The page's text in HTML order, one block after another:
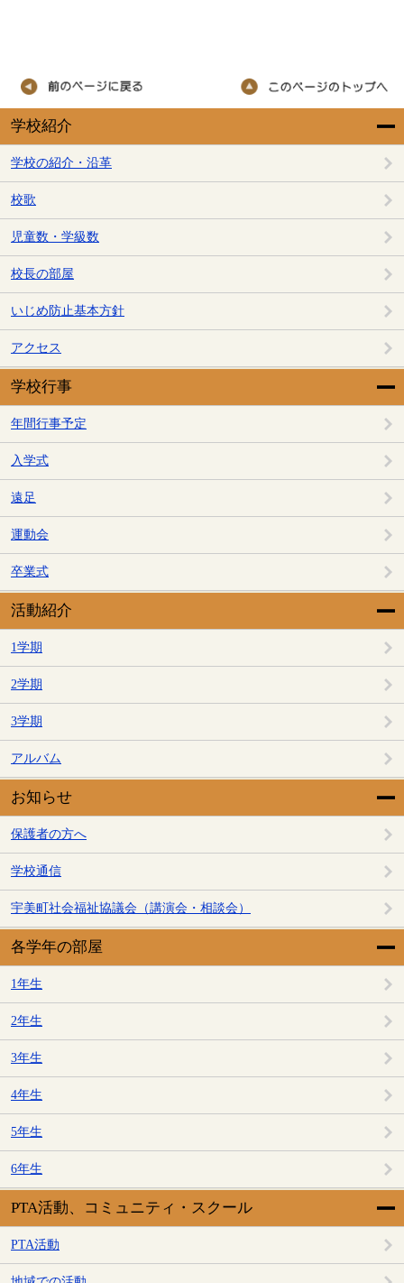
学校紹介
学校の紹介・沿革
校歌
児童数・学級数
校長の部屋
いじめ防止基本方針
アクセス
学校行事
年間行事予定
入学式
遠足
運動会
卒業式
活動紹介
1学期
2学期
3学期
アルバム
お知らせ
保護者の方へ
学校通信
宇美町社会福祉協議会（講演会・相談会）
各学年の部屋
1年生
2年生
3年生
4年生
5年生
6年生
PTA活動、コミュニティ・スクール
PTA活動